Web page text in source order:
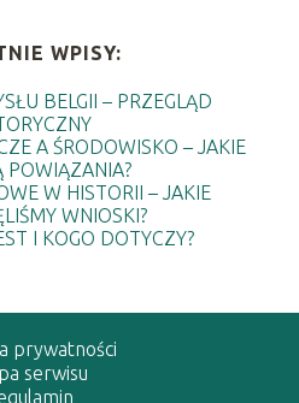
WPISY:
BELGII – PRZEGLĄD
A ŚRODOWISKO – JAKIE
POWIĄZANIA?
W HISTORII – JAKIE
WNIOSKI?
I KOGO DOTYCZY?
prywatności
serwisu